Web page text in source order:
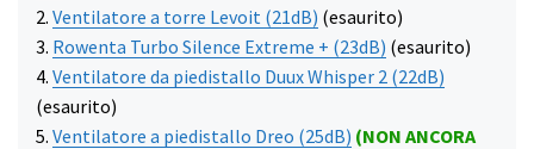
Ventilatore a torre Levoit (21dB) (esaurito)
Rowenta Turbo Silence Extreme + (23dB) (esaurito)
Ventilatore da piedistallo Duux Whisper 2 (22dB)
(esaurito)
Ventilatore a piedistallo Dreo (25dB) (NON ANCORA